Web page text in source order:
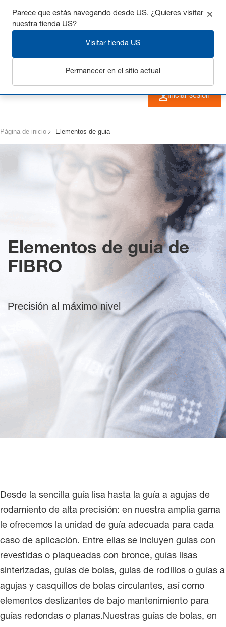
Consigue hasta un 7% de descuento - haz clic aquí
Iniciar sesión
Página de inicio Elementos de guia
Elementos de guia de
FIBRO
Precisión al máximo nivel
Desde la sencilla guía lisa hasta la guía a agujas de
rodamiento de alta precisión: en nuestra amplia gama
le ofrecemos la unidad de guía adecuada para cada
caso de aplicación. Entre ellas se incluyen guías con
revestidas o plaqueadas con bronce, guías lisas
sinterizadas, guías de bolas, guías de rodillos o guías a
agujas y casquillos de bolas circulantes, así como
elementos deslizantes de bajo mantenimiento para
guías redondas o planas.Nuestras guías de bolas, en
Parece que estás navegando desde US. ¿Quieres visitar
nuestra tienda US?
Visitar tienda US
Permanecer en el sitio actual